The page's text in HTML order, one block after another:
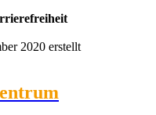
2020 erstellt